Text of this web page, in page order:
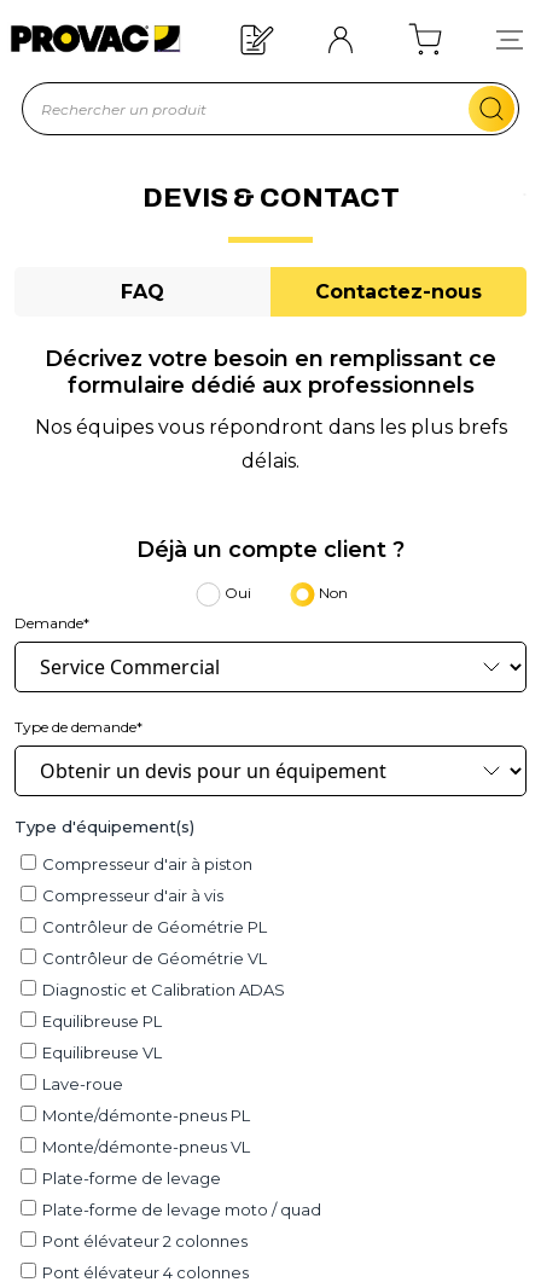
d'un équipement ?
DEVIS & CONTACT
FAQ Contactez-nous
Décrivez votre besoin en remplissant ce
formulaire dédié aux professionnels
Nos équipes vous répondront dans les plus brefs
délais.
Déjà un compte client ?
Oui
Non
Demande*
Type de demande*